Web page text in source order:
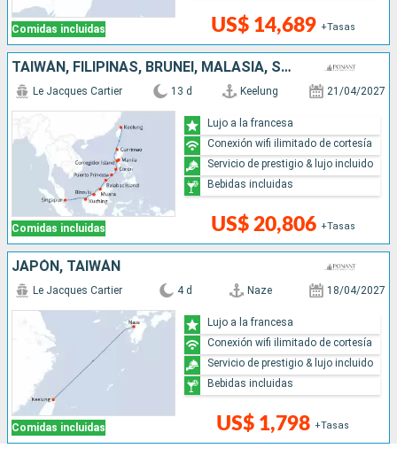
Comidas incluidas US$ 14,689 +Tasas
TAIWÁN, FILIPINAS, BRUNEI, MALASIA, SINGAPUR
Comidas incluidas
Le Jacques Cartier 13 d Keelung 21/04/2027
US$ 20,806 +Tasas
Lujo a la francesa
Conexión wifi ilimitado de cortesía
Servicio de prestigio & lujo incluido
Bebidas incluidas
JAPÓN, TAIWÁN
Comidas incluidas
Le Jacques Cartier 4 d Naze 18/04/2027
US$ 1,798 +Tasas
Lujo a la francesa
Conexión wifi ilimitado de cortesía
Servicio de prestigio & lujo incluido
Bebidas incluidas